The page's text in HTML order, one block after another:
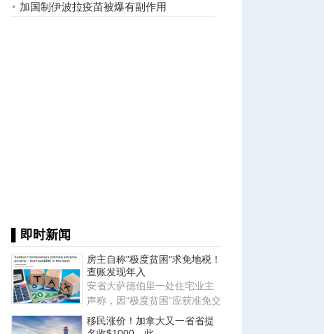
加国制伊波拉疫苗被爆有副作用
▌即时新闻
房主自称"极度贫困"求免地税！
查账发现年入
安省大萨德伯里一处住宅业主
声称，因“极度贫困”应获准免交
地税。安省评估复核委员会
移民涨价！加拿大又一省省提